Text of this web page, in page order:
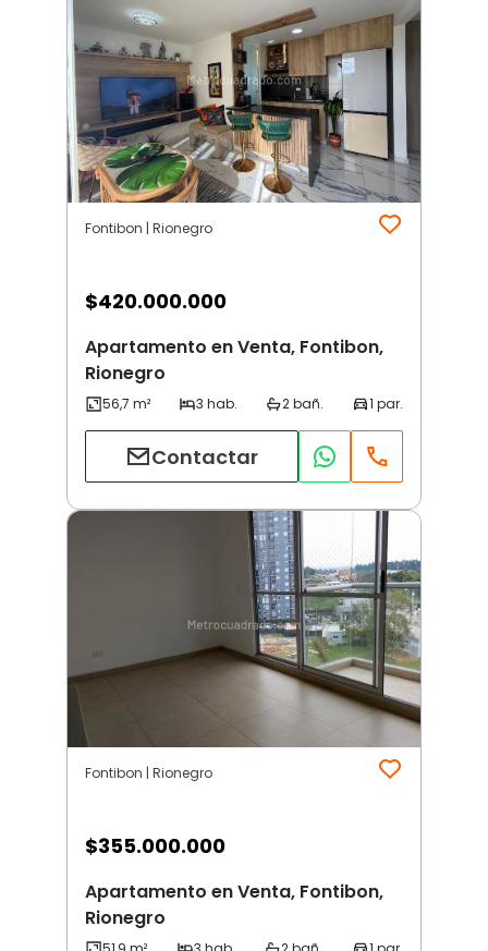
Fontibon | Rionegro
$420.000.000
Apartamento en Venta, Fontibon,
Rionegro
Contactar
Fontibon | Rionegro
$355.000.000
Apartamento en Venta, Fontibon,
Rionegro